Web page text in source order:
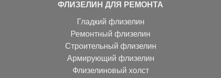
ФЛИЗЕЛИН ДЛЯ РЕМОНТА
Гладкий флизелин
Ремонтный флизелин
Строительный флизелин
Армирующий флизелин
Флизелиновый холст